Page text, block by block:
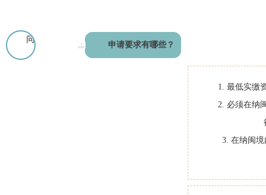
问
申请要求有哪些？
1. 最低实缴
2. 必须在纳
3. 在纳闽